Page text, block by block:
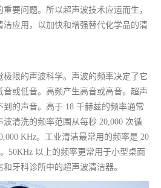
要问题。所以超声波技术应运而生，
应用，以加快和增强替代化学品的清
限的声波科学。声波的频率决定了它
或低音。高频产生高音或高音。超声
的声音。高于 18 千赫兹的频率通常
清洗的频率范围从每秒 20,000 次循
KHz。工业清洁最常用的频率是 20
50KHz 以上的频率更常用于小型桌面
牙科诊所中的超声波清洁器。